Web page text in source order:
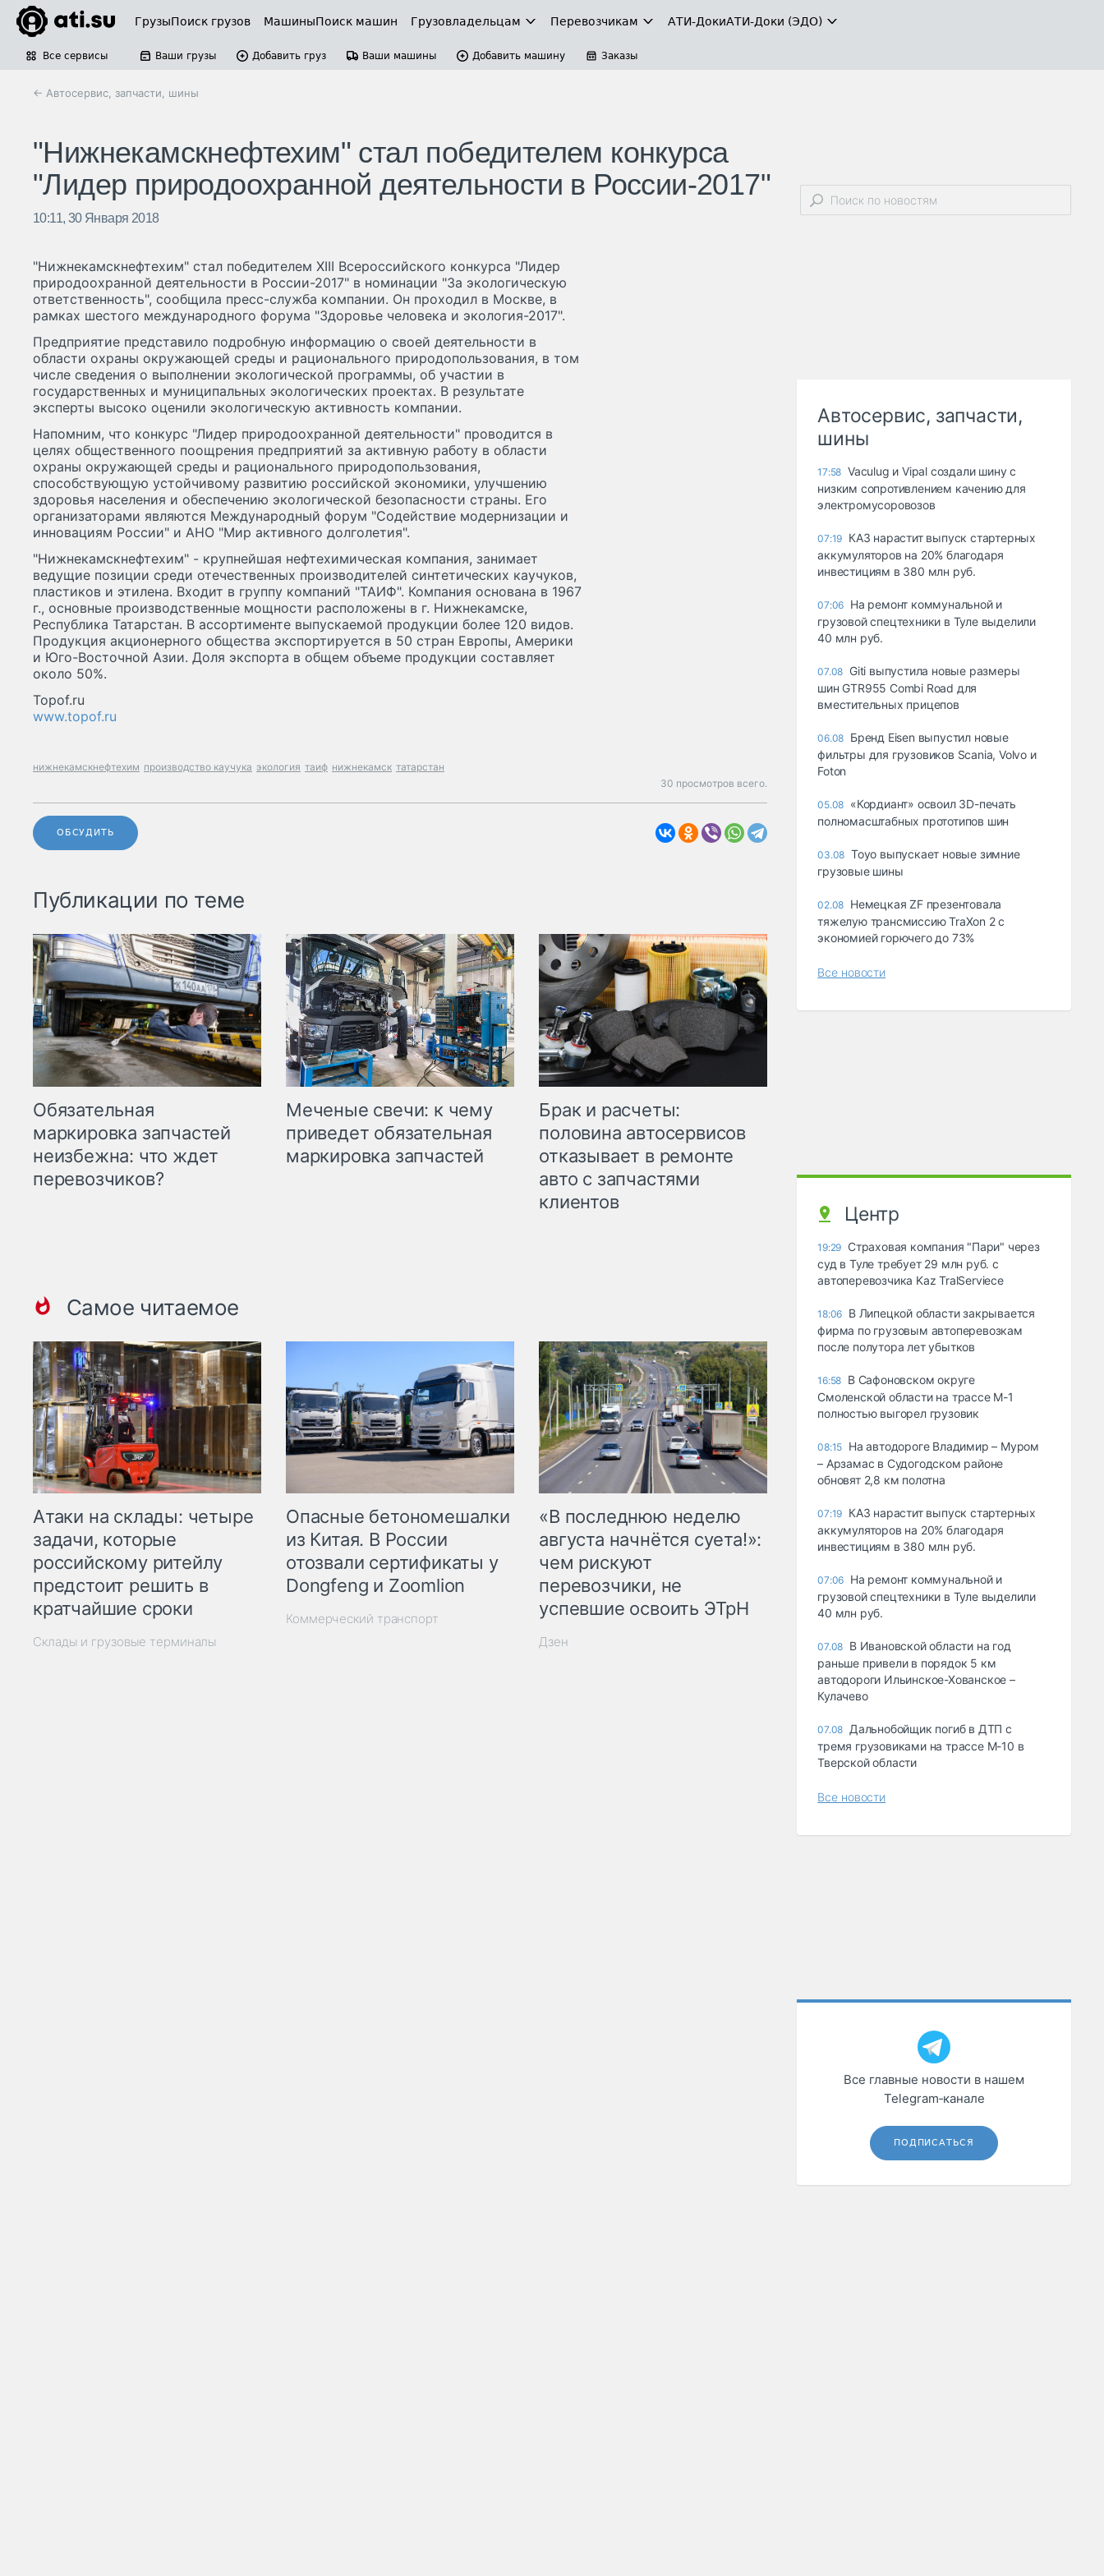
ГрузыПоиск грузов МашиныПоиск машин Грузовладельцам Перевозчикам АТИ-ДокиАТИ-Доки (ЭДО)
Все сервисы Ваши грузы Добавить груз Ваши машины Добавить машину Заказы
← Автосервис, запчасти, шины
"Нижнекамскнефтехим" стал победителем конкурса
"Лидер природоохранной деятельности в России-2017"
10:11, 30 Января 2018
"Нижнекамскнефтехим" стал победителем XIII Всероссийского конкурса "Лидер
природоохранной деятельности в России-2017" в номинации "За экологическую
ответственность", сообщила пресс-служба компании. Он проходил в Москве, в
рамках шестого международного форума "Здоровье человека и экология-2017".
Предприятие представило подробную информацию о своей деятельности в
области охраны окружающей среды и рационального природопользования, в том
числе сведения о выполнении экологической программы, об участии в
государственных и муниципальных экологических проектах. В результате
эксперты высоко оценили экологическую активность компании.
Напомним, что конкурс "Лидер природоохранной деятельности" проводится в
целях общественного поощрения предприятий за активную работу в области
охраны окружающей среды и рационального природопользования,
способствующую устойчивому развитию российской экономики, улучшению
здоровья населения и обеспечению экологической безопасности страны. Его
организаторами являются Международный форум "Содействие модернизации и
инновациям России" и АНО "Мир активного долголетия".
"Нижнекамскнефтехим" - крупнейшая нефтехимическая компания, занимает
ведущие позиции среди отечественных производителей синтетических каучуков,
пластиков и этилена. Входит в группу компаний "ТАИФ". Компания основана в 1967
г., основные производственные мощности расположены в г. Нижнекамске,
Республика Татарстан. В ассортименте выпускаемой продукции более 120 видов.
Продукция акционерного общества экспортируется в 50 стран Европы, Америки
и Юго-Восточной Азии. Доля экспорта в общем объеме продукции составляет
около 50%.
Topof.ru
www.topof.ru
нижнекамскнефтехим производство каучука экология таиф нижнекамск татарстан
30 просмотров всего.
ОБСУДИТЬ
Публикации по теме
Обязательная
маркировка запчастей
неизбежна: что ждет
перевозчиков?
Меченые свечи: к чему
приведет обязательная
маркировка запчастей
Брак и расчеты:
половина автосервисов
отказывает в ремонте
авто с запчастями
клиентов
Самое читаемое
Атаки на склады: четыре
задачи, которые
российскому ритейлу
предстоит решить в
кратчайшие сроки
Склады и грузовые терминалы
Опасные бетономешалки
из Китая. В России
отозвали сертификаты у
Dongfeng и Zoomlion
Коммерческий транспорт
«В последнюю неделю
августа начнётся суета!»:
чем рискуют
перевозчики, не
успевшие освоить ЭТрН
Дзен
Автосервис, запчасти,
шины
17:58 Vaculug и Vipal создали шину с
низким сопротивлением качению для
электромусоровозов
07:19 КАЗ нарастит выпуск стартерных
аккумуляторов на 20% благодаря
инвестициям в 380 млн руб.
07:06 На ремонт коммунальной и
грузовой спецтехники в Туле выделили
40 млн руб.
07.08 Giti выпустила новые размеры
шин GTR955 Combi Road для
вместительных прицепов
06.08 Бренд Eisen выпустил новые
фильтры для грузовиков Scania, Volvo и
Foton
05.08 «Кордиант» освоил 3D-печать
полномасштабных прототипов шин
03.08 Toyo выпускает новые зимние
грузовые шины
02.08 Немецкая ZF презентовала
тяжелую трансмиссию TraXon 2 с
экономией горючего до 73%
Все новости
Центр
19:29 Страховая компания "Пари" через
суд в Туле требует 29 млн руб. с
автоперевозчика Kaz TralServiece
18:06 В Липецкой области закрывается
фирма по грузовым автоперевозкам
после полутора лет убытков
16:58 В Сафоновском округе
Смоленской области на трассе М-1
полностью выгорел грузовик
08:15 На автодороге Владимир – Муром
– Арзамас в Судогодском районе
обновят 2,8 км полотна
07:19 КАЗ нарастит выпуск стартерных
аккумуляторов на 20% благодаря
инвестициям в 380 млн руб.
07:06 На ремонт коммунальной и
грузовой спецтехники в Туле выделили
40 млн руб.
07.08 В Ивановской области на год
раньше привели в порядок 5 км
автодороги Ильинское-Хованское –
Кулачево
07.08 Дальнобойщик погиб в ДТП с
тремя грузовиками на трассе М-10 в
Тверской области
Все новости
Все главные новости в нашем
Telegram‑канале
ПОДПИСАТЬСЯ